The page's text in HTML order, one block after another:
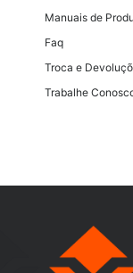
Manuais de
Faq
Troca e
Trabalhe